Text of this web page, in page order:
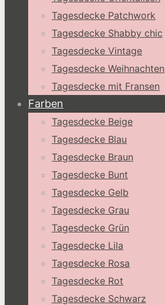
Tagesdecke Patchwork
Tagesdecke Shabby chic
Tagesdecke Vintage
Tagesdecke Weihnachten
Tagesdecke mit Fransen
Farben
Tagesdecke Beige
Tagesdecke Blau
Tagesdecke Braun
Tagesdecke Bunt
Tagesdecke Gelb
Tagesdecke Grau
Tagesdecke Grün
Tagesdecke Lila
Tagesdecke Rosa
Tagesdecke Rot
Tagesdecke Schwarz